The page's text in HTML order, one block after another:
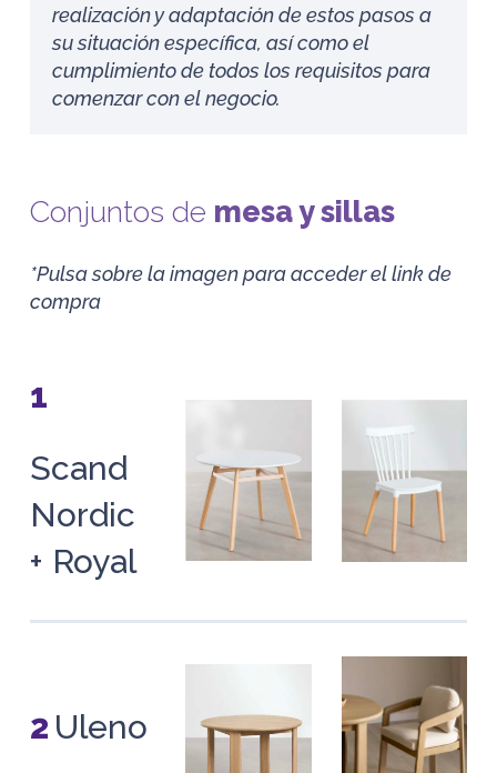
realización y adaptación de estos pasos a
su situación específica, así como el
cumplimiento de todos los requisitos para
comenzar con el negocio.
Conjuntos de mesa y sillas
*Pulsa sobre la imagen para acceder el link de
compra
1
Scand
Nordic
+ Royal
2 Uleno